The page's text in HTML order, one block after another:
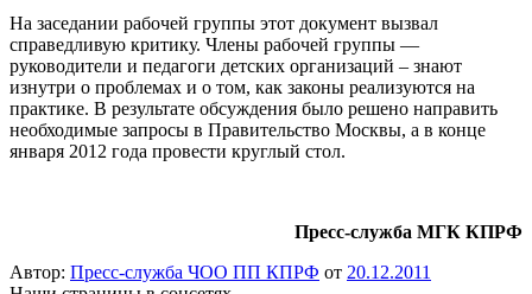
На заседании рабочей группы этот документ вызвал
справедливую критику. Члены рабочей группы —
руководители и педагоги детских организаций – знают
изнутри о проблемах и о том, как законы реализуются на
практике. В результате обсуждения было решено направить
необходимые запросы в Правительство Москвы, а в конце
января 2012 года провести круглый стол.
Пресс-служба МГК КПРФ
Автор: Пресс-служба ЧОО ПП КПРФ от 20.12.2011